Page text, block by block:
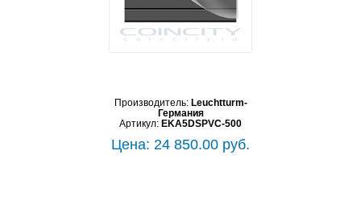
Производитель: Leuchtturm-
Германия
Артикул: EKA5DSPVC-500
Цена: 24 850.00 руб.